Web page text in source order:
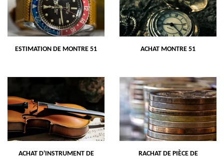
ESTIMATION DE MONTRE 51 ACHAT MONTRE 51
ACHAT D'INSTRUMENT DE
RACHAT DE PIÈCE DE